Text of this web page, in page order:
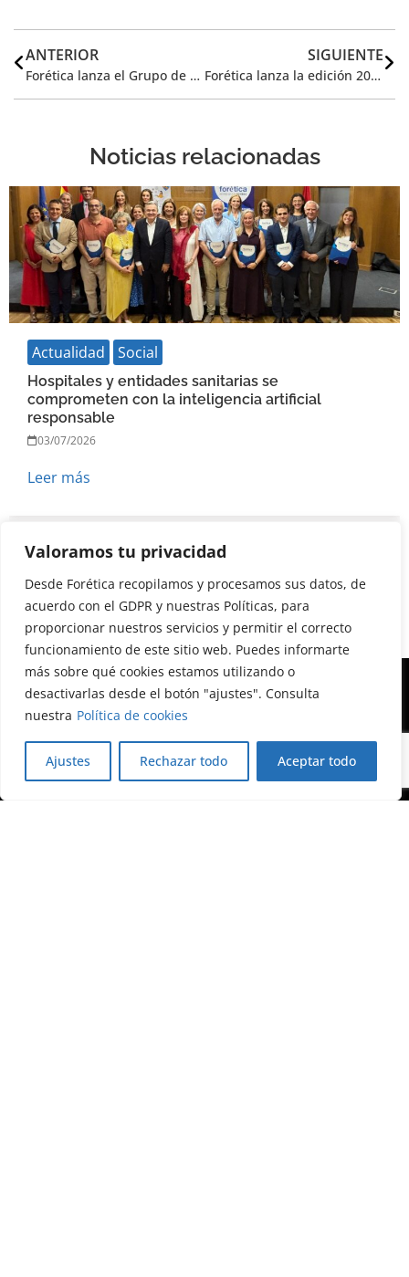
Valoramos tu privacidad
Desde Forética recopilamos y procesamos sus datos, de
acuerdo con el GDPR y nuestras Políticas, para
proporcionar nuestros servicios y permitir el correcto
funcionamiento de este sitio web. Puedes informarte
más sobre qué cookies estamos utilizando o
desactivarlas desde el botón "ajustes". Consulta
nuestra Política de cookies
Ajustes Rechazar todo Aceptar todo
ANTERIOR
Forética lanza el Grupo de Acción de Salud y Sostenibilidad
SIGUIENTE
Forética lanza la edición 2019 de la CSR Academy, plataforma de formación en RSE y sostenibilidad
Noticias relacionadas
Actualidad Social
Hospitales y entidades sanitarias se
comprometen con la inteligencia artificial
responsable
03/07/2026
Leer más
Calle Almagro, 12, 3ª planta
28010 Madrid